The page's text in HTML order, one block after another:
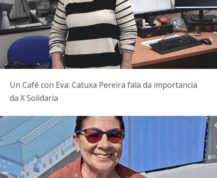
Un Café con Eva: Catuxa Pereira fala da importancia
da X Solidaria